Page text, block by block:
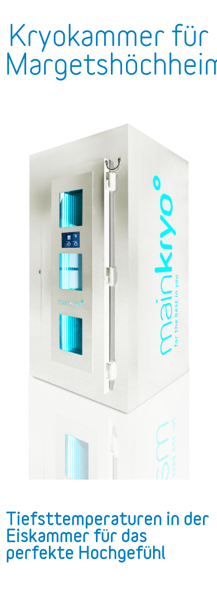
Kryokammer für
Tiefsttemperaturen in der
Eiskammer für das
perfekte Hochgefühl